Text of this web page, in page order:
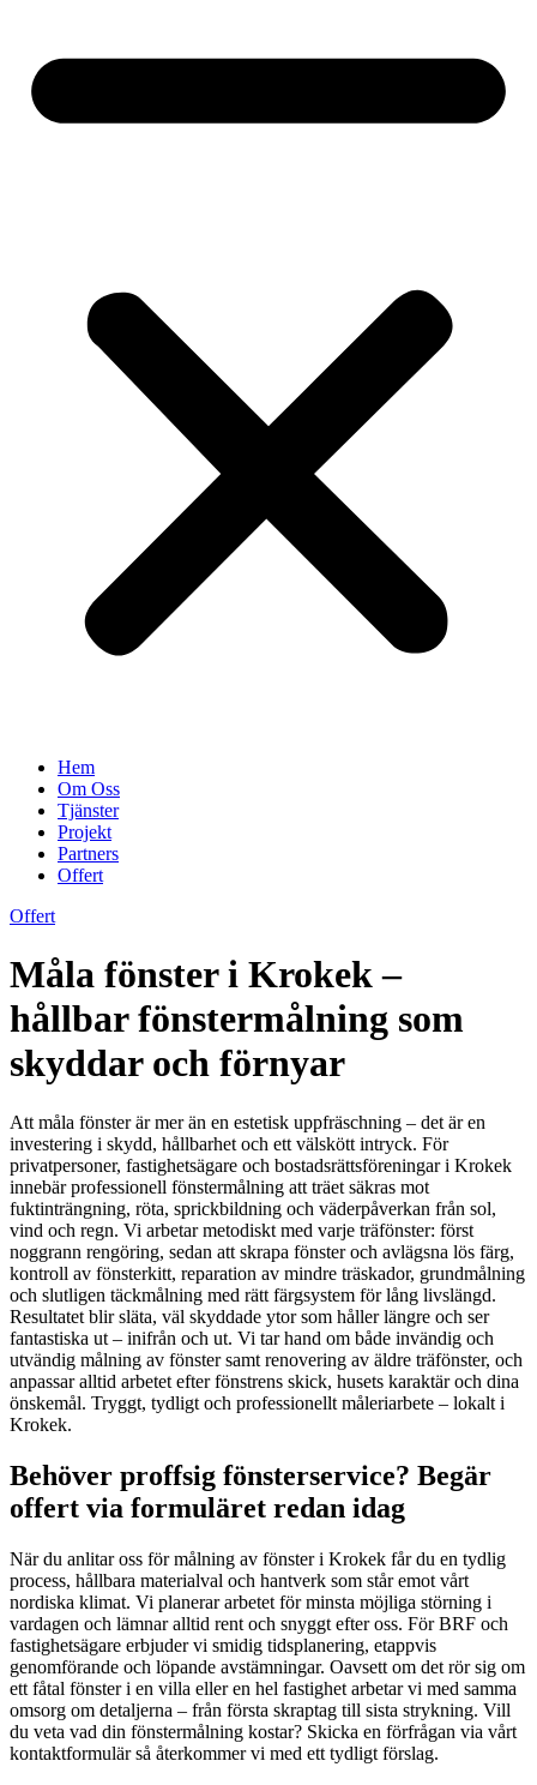
Hem
Om Oss
Tjänster
Projekt
Partners
Offert
Offert
Måla fönster i Krokek –
hållbar fönstermålning som
skyddar och förnyar
Att måla fönster är mer än en estetisk uppfräschning – det är en
investering i skydd, hållbarhet och ett välskött intryck. För
privatpersoner, fastighetsägare och bostadsrättsföreningar i Krokek
innebär professionell fönstermålning att träet säkras mot
fuktinträngning, röta, sprickbildning och väderpåverkan från sol,
vind och regn. Vi arbetar metodiskt med varje träfönster: först
noggrann rengöring, sedan att skrapa fönster och avlägsna lös färg,
kontroll av fönsterkitt, reparation av mindre träskador, grundmålning
och slutligen täckmålning med rätt färgsystem för lång livslängd.
Resultatet blir släta, väl skyddade ytor som håller längre och ser
fantastiska ut – inifrån och ut. Vi tar hand om både invändig och
utvändig målning av fönster samt renovering av äldre träfönster, och
anpassar alltid arbetet efter fönstrens skick, husets karaktär och dina
önskemål. Tryggt, tydligt och professionellt måleriarbete – lokalt i
Krokek.
Behöver proffsig fönsterservice? Begär
offert via formuläret redan idag
När du anlitar oss för målning av fönster i Krokek får du en tydlig
process, hållbara materialval och hantverk som står emot vårt
nordiska klimat. Vi planerar arbetet för minsta möjliga störning i
vardagen och lämnar alltid rent och snyggt efter oss. För BRF och
fastighetsägare erbjuder vi smidig tidsplanering, etappvis
genomförande och löpande avstämningar. Oavsett om det rör sig om
ett fåtal fönster i en villa eller en hel fastighet arbetar vi med samma
omsorg om detaljerna – från första skraptag till sista strykning. Vill
du veta vad din fönstermålning kostar? Skicka en förfrågan via vårt
kontaktformulär så återkommer vi med ett tydligt förslag.